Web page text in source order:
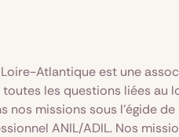
Atlantique est une
les questions liées au
nos missions sous l'égide
ANIL/ADIL. Nos